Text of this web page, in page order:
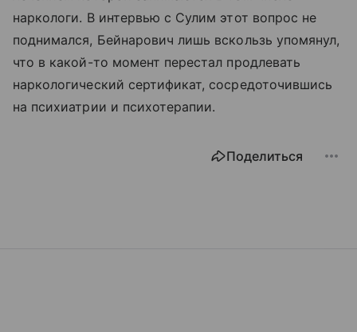
наркологи. В интервью с Сулим этот вопрос не
поднимался, Бейнарович лишь вскользь упомянул,
что в какой-то момент перестал продлевать
наркологический сертификат, сосредоточившись
на психиатрии и психотерапии.
Поделиться